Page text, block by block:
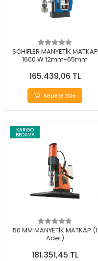
SCHIFLER MANYETİK MATKAP
1600 W 12mm-65mm
165.439,06 TL
Sepete Ekle
KARGO
BEDAVA
50 MM MANYETİK MATKAP (1
Adet)
181.351,45 TL